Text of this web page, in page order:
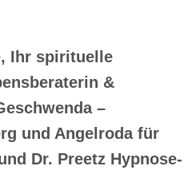
Ihr spirituelle
&
–
und Angelroda für
Dr. Preetz Hypnose-